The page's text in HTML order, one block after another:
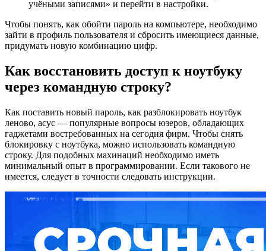
учёными записями» и перейти в настройки.
Чтобы понять, как обойти пароль на компьютере, необходимо
зайти в профиль пользователя и сбросить имеющиеся данные,
придумать новую комбинацию цифр.
Как восстановить доступ к ноутбуку
через командную строку?
Как поставить новый пароль, как разблокировать ноутбук
леново, асус — популярные вопросы юзеров, обладающих
гаджетами востребованных на сегодня фирм. Чтобы снять
блокировку с ноутбука, можно использовать командную
строку. Для подобных махинаций необходимо иметь
минимальный опыт в программировании. Если такового не
имеется, следует в точности следовать инструкции.